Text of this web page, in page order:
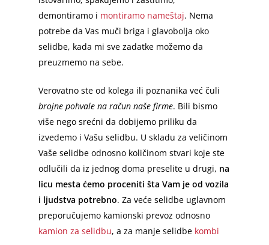
demontiramo i montiramo nameštaj. Nema
potrebe da Vas muči briga i glavobolja oko
selidbe, kada mi sve zadatke možemo da
preuzmemo na sebe.
Verovatno ste od kolega ili poznanika već čuli
brojne pohvale na račun naše firme. Bili bismo
više nego srećni da dobijemo priliku da
izvedemo i Vašu selidbu. U skladu za veličinom
Vaše selidbe odnosno količinom stvari koje ste
odlučili da iz jednog doma preselite u drugi, na
licu mesta ćemo proceniti šta Vam je od vozila
i ljudstva potrebno. Za veće selidbe uglavnom
preporučujemo kamionski prevoz odnosno
kamion za selidbu, a za manje selidbe kombi